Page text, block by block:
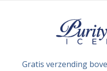
Gratis verzending